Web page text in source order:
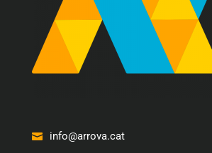
info@arrova.cat